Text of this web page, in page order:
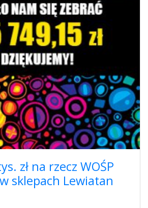
zł na rzecz WOŚP
sklepach Lewiatan